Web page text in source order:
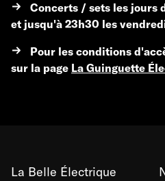
Concerts / sets les jours
et jusqu'à 23h30 les
Pour les conditions
sur la page La Guinguette É
La Belle Électrique